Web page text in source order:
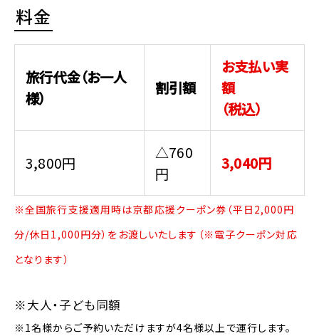
料金
旅行代金（お一人
様）
割引額
お支払い実
額
（税込）
3,800円
△760
円
3,040円
※全国旅行支援適用時は京都応援クーポン券（平日2,000円
分/休日1,000円分）をお渡しいたします（※電子クーポン対応
となります）
※大人・子ども同額
※1名様からご予約いただけますが4名様以上で運行します。